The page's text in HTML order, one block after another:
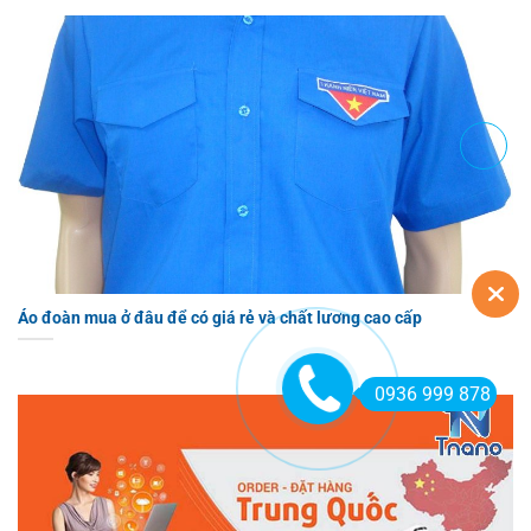
Áo đoàn mua ở đâu để có giá rẻ và chất lương cao cấp
0936 999 878